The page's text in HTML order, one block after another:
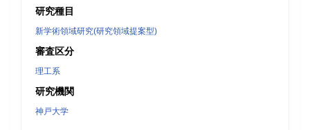
研究種目
新学術領域研究(研究領域提案型)
審査区分
理工系
研究機関
神戸大学